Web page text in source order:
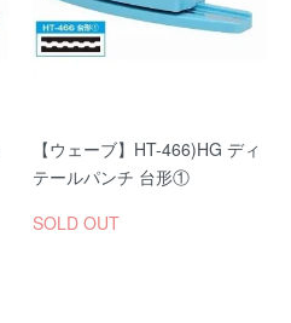
【ウェーブ】HT-466)HG ディ
テールパンチ 台形①
SOLD OUT